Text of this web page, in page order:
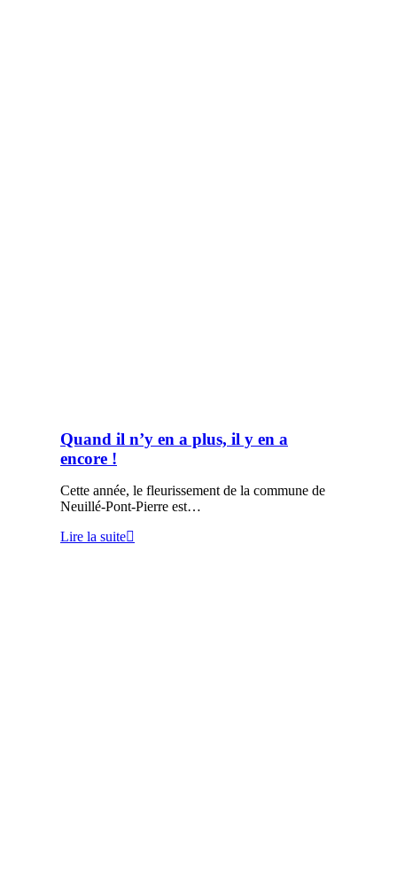
Quand il n’y en a plus, il y en a
encore !
Cette année, le fleurissement de la commune de
Neuillé-Pont-Pierre est…
Lire la suite